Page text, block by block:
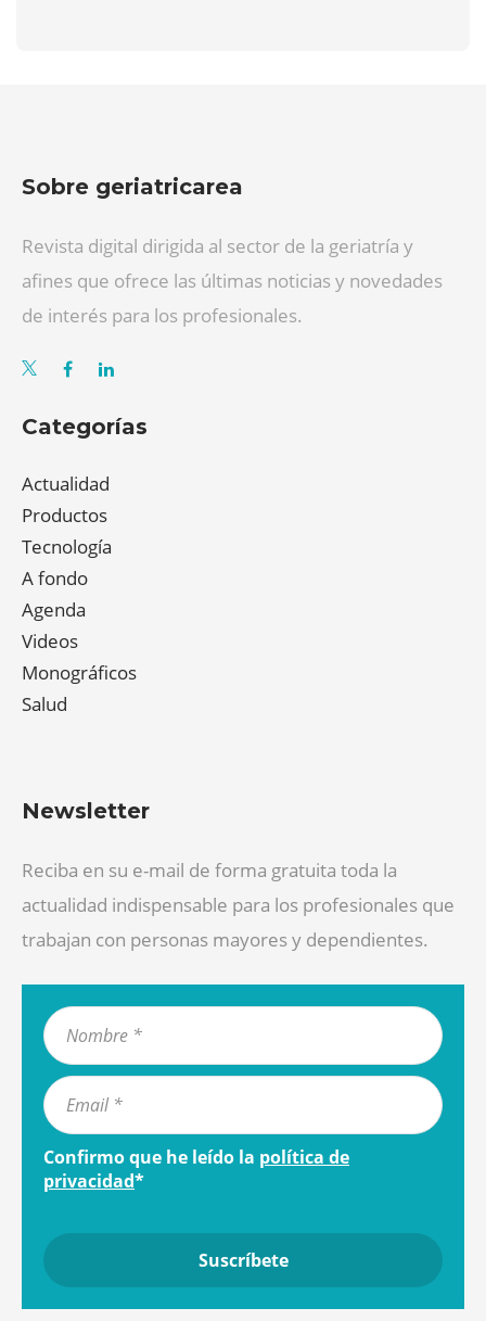
Sobre geriatricarea
Revista digital dirigida al sector de la geriatría y
afines que ofrece las últimas noticias y novedades
de interés para los profesionales.
Categorías
Actualidad
Productos
Tecnología
A fondo
Agenda
Videos
Monográficos
Salud
Newsletter
Reciba en su e-mail de forma gratuita toda la
actualidad indispensable para los profesionales que
trabajan con personas mayores y dependientes.
Confirmo que he leído la política de
privacidad*